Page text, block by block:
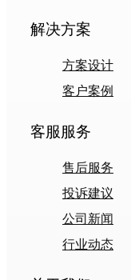
解决方案
方案设计
客户案例
客服服务
售后服务
投诉建议
公司新闻
行业动态